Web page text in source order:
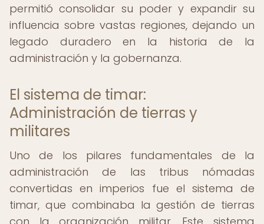
permitió consolidar su poder y expandir su
influencia sobre vastas regiones, dejando un
legado duradero en la historia de la
administración y la gobernanza.
El sistema de timar:
Administración de tierras y
militares
Uno de los pilares fundamentales de la
administración de las tribus nómadas
convertidas en imperios fue el sistema de
timar, que combinaba la gestión de tierras